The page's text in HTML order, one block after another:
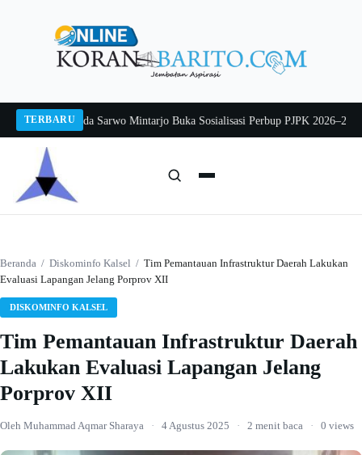
TERBARU
2026Pj Sekda Sarwo Mintarjo Buka Sosialisasi Perbup PJPK 2026–2030
Beranda / Diskominfo Kalsel / Tim Pemantauan Infrastruktur Daerah Lakukan
Evaluasi Lapangan Jelang Porprov XII
DISKOMINFO KALSEL
Tim Pemantauan Infrastruktur Daerah
Lakukan Evaluasi Lapangan Jelang
Porprov XII
Oleh Muhammad Aqmar Sharaya · 4 Agustus 2025 · 2 menit baca · 0 views